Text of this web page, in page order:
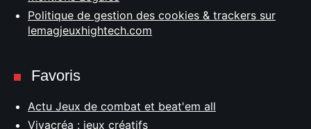
Politique de gestion des cookies & trackers sur
lemagjeuxhightech.com
Favoris
Actu Jeux de combat et beat'em all
Vivacréa : jeux créatifs